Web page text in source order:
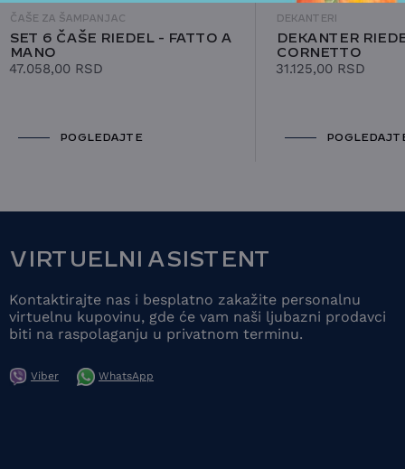
ČAŠE ZA ŠAMPANJAC
SET 6 ČAŠE RIEDEL - FATTO A
MANO
47.058,00 RSD
POGLEDAJTE
DEKANTERI
DEKANTER
CORNETTO
31.125,00 RSD
VIRTUELNI ASISTENT
Kontaktirajte nas i besplatno zakažite personalnu
virtuelnu kupovinu, gde će vam naši ljubazni prodavci
biti na raspolaganju u privatnom terminu.
Viber WhatsApp